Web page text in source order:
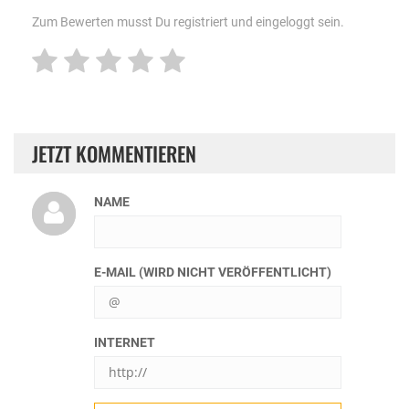
Zum Bewerten musst Du registriert und eingeloggt sein.
JETZT KOMMENTIEREN
NAME
E-MAIL (WIRD NICHT VERÖFFENTLICHT)
INTERNET